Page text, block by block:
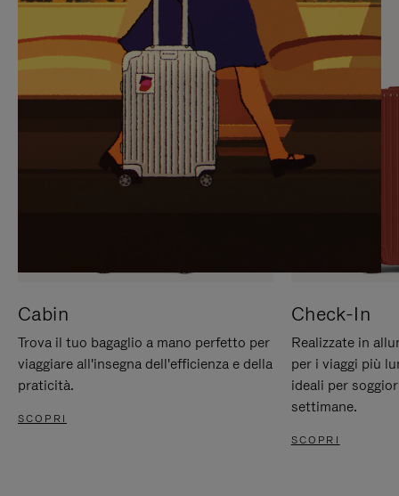
PER
METTERLO
PAUSA
LAUDIO
Cabin
Trova il tuo bagaglio a mano perfetto per
viaggiare all'insegna dell'efficienza e della
praticità.
SCOPRI
Check-In
Realizzate in
per i viaggi più
ideali per
settimane.
SCOPRI